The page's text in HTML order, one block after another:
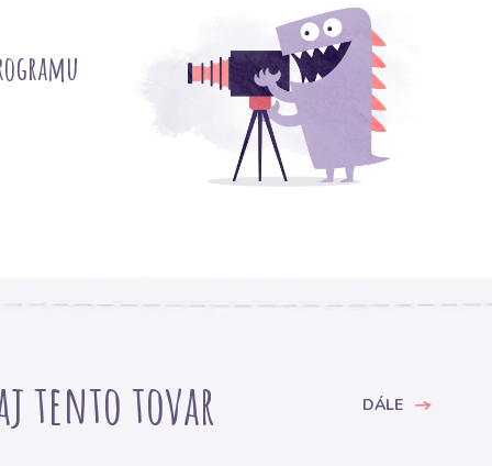
tento tovar DÁLE